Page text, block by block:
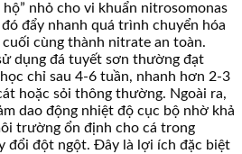
nhỏ cho vi khuẩn nitrosomonas
đẩy nhanh quá trình chuyển hóa
cùng thành nitrate an toàn.
dụng đá tuyết sơn thường đạt
chỉ sau 4-6 tuần, nhanh hơn 2-3
hoặc sỏi thông thường. Ngoài ra,
dao động nhiệt độ cục bộ nhờ khả
trường ổn định cho cá trong
đổi đột ngột. Đây là lợi ích đặc biệt